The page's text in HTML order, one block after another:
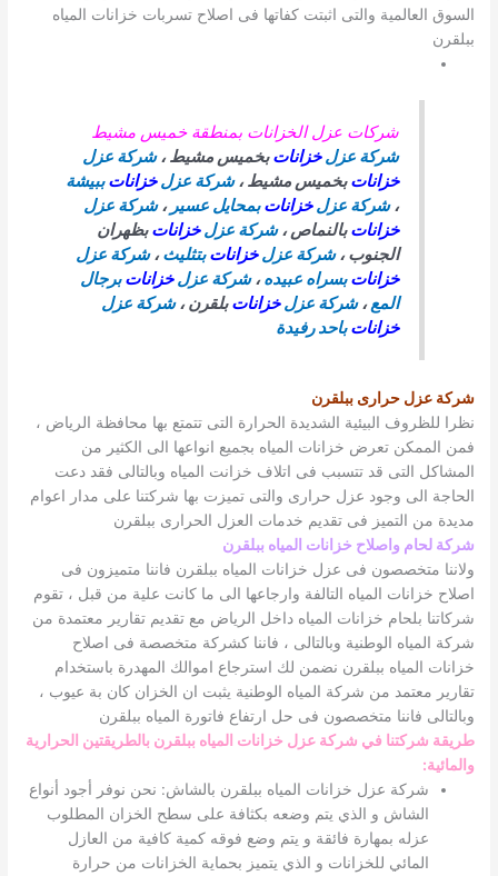
السوق العالمية والتى اثبتت كفاتها فى اصلاح تسربات خزانات المياه
ببلقرن
شركات عزل الخزانات بمنطقة خميس مشيط
شركة عزلخزاناتبخميس مشيط ،شركة عزل
خزاناتبخميس مشيط ،شركة عزلخزاناتببيشة
،شركة عزلخزاناتبمحايل عسير،شركة عزل
خزاناتبالنماص ،شركة عزلخزاناتبظهران
الجنوب ،شركة عزلخزاناتبتثليث،شركة عزل
خزاناتبسراه عبيده،شركة عزلخزاناتبرجال
المع،شركة عزلخزاناتبلقرن ،شركة عزل
خزاناتباحد رفيدة
شركة عزل حرارى ببلقرن
نظرا للظروف البيئية الشديدة الحرارة التى تتمتع بها محافظة الرياض ،
فمن الممكن تعرض خزانات المياه بجميع انواعها الى الكثير من
المشاكل التى قد تتسبب فى اتلاف خزانت المياه وبالتالى فقد دعت
الحاجة الى وجود عزل حرارى والتى تميزت بها شركتنا على مدار اعوام
مديدة من التميز فى تقديم خدمات العزل الحرارى ببلقرن
شركة لحام واصلاح خزانات المياه ببلقرن
ولاننا متخصصون فى عزل خزانات المياه ببلقرن فاننا متميزون فى
اصلاح خزانات المياه التالفة وارجاعها الى ما كانت علية من قبل ، تقوم
شركاتنا بلحام خزانات المياه داخل الرياض مع تقديم تقارير معتمدة من
شركة المياه الوطنية وبالتالى ، فاننا كشركة متخصصة فى اصلاح
خزانات المياه ببلقرن نضمن لك استرجاع اموالك المهدرة باستخدام
تقارير معتمد من شركة المياه الوطنية يثبت ان الخزان كان بة عيوب ،
وبالتالى فاننا متخصصون فى حل ارتفاع فاتورة المياه ببلقرن
طريقة شركتنا في شركة عزل خزانات المياه ببلقرن بالطريقتين الحرارية
والمائية:
شركة عزل خزانات المياه ببلقرن بالشاش: نحن نوفر أجود أنواع
الشاش و الذي يتم وضعه بكثافة على سطح الخزان المطلوب
عزله بمهارة فائقة و يتم وضع فوقه كمية كافية من العازل
المائي للخزانات و الذي يتميز بحماية الخزانات من حرارة